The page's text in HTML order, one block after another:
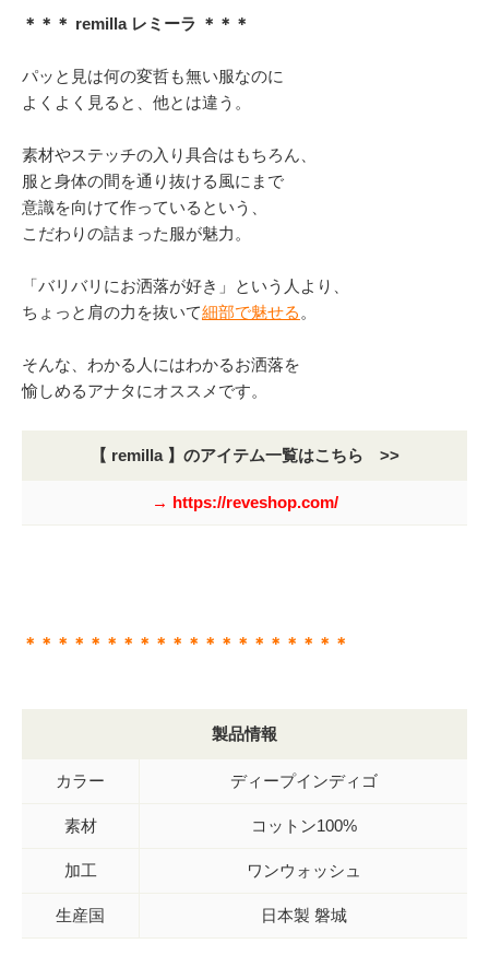
＊＊＊ remilla レミーラ ＊＊＊
パッと見は何の変哲も無い服なのに
よくよく見ると、他とは違う。
素材やステッチの入り具合はもちろん、
服と身体の間を通り抜ける風にまで
意識を向けて作っているという、
こだわりの詰まった服が魅力。
「バリバリにお洒落が好き」という人より、
ちょっと肩の力を抜いて細部で魅せる 。
そんな、わかる人にはわかるお洒落を
愉しめるアナタにオススメです。
【 remilla 】のアイテム一覧はこちら >>
→ https://reveshop.com/
＊＊＊＊＊＊＊＊＊＊＊＊＊＊＊＊＊＊＊＊
製品情報
カラー ディープインディゴ
素材 コットン100%
加工 ワンウォッシュ
生産国 日本製 磐城